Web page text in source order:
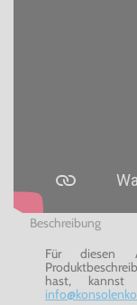
Beschreibung
Für diesen
hast,